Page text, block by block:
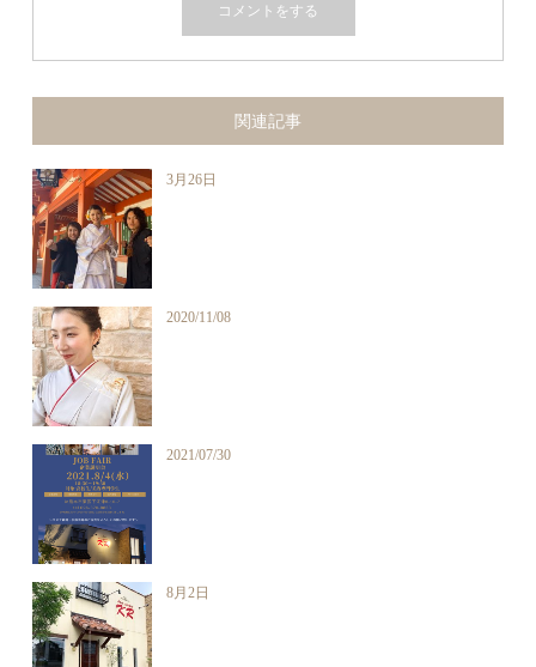
関連記事
3月26日
2020/11/08
2021/07/30
8月2日